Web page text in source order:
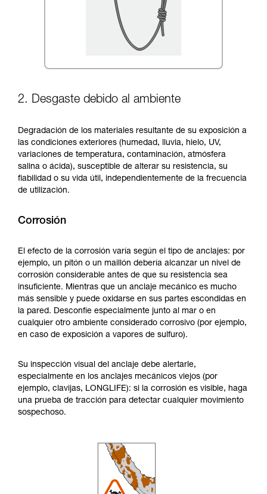
2. Desgaste debido al ambiente
Degradación de los materiales resultante de su exposición a
las condiciones exteriores (humedad, lluvia, hielo, UV,
variaciones de temperatura, contaminación, atmósfera
salina o ácida), susceptible de alterar su resistencia, su
fiabilidad o su vida útil, independientemente de la frecuencia
de utilización.
Corrosión
El efecto de la corrosión varía según el tipo de anclajes: por
ejemplo, un pitón o un maillón debería alcanzar un nivel de
corrosión considerable antes de que su resistencia sea
insuficiente. Mientras que un anclaje mecánico es mucho
más sensible y puede oxidarse en sus partes escondidas en
la pared. Desconfíe especialmente junto al mar o en
cualquier otro ambiente considerado corrosivo (por ejemplo,
en caso de exposición a vapores de sulfuro).
Su inspección visual del anclaje debe alertarle,
especialmente en los anclajes mecánicos viejos (por
ejemplo, clavijas, LONGLIFE): si la corrosión es visible, haga
una prueba de tracción para detectar cualquier movimiento
sospechoso.